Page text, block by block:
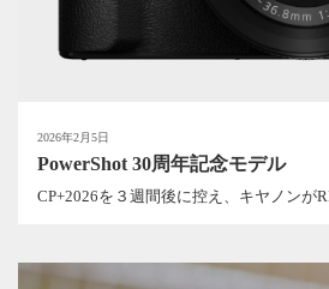
2026年2月5日
PowerShot 30周年記念モデル
CP+2026を３週間後に控え、キヤノンが